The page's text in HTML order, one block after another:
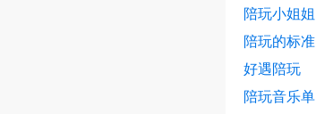
陪玩小姐姐
陪玩的标准
好遇陪玩
陪玩音乐单